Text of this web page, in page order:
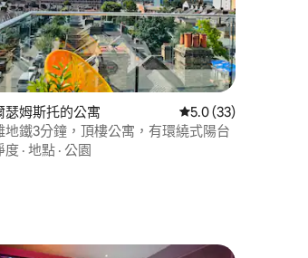
得 5.0 的平均評分（滿分 5 分）
瑟姆斯托的公寓 從 33 則評價中獲得
5.0 (33)
地鐵3分鐘，頂樓公寓，有環繞式陽台
度 · 地點 · 公園